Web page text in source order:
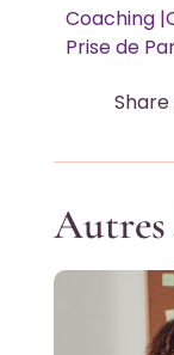
Coaching|
Prise de
Share